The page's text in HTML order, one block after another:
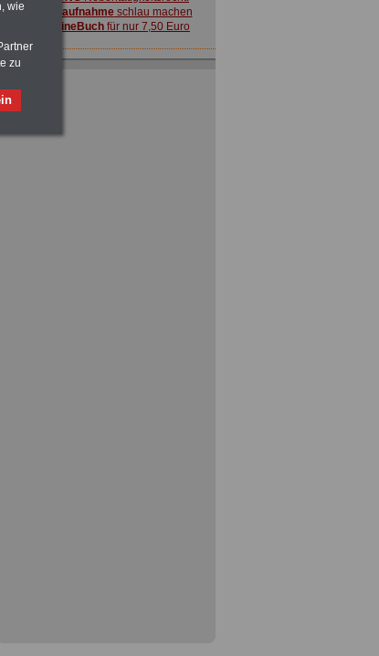
vor Jobaufnahmeschlau machen
OnlineBuch für nur 7,50 Euro
wie
zu